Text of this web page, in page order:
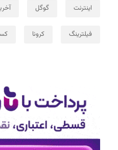
اینترنت گوگل
فیلترینگ کرونا